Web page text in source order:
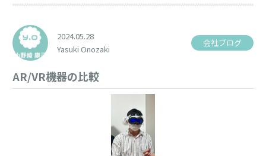
2024.05.28
Yasuki Onozaki
会社ブログ
AR/VR機器の比較